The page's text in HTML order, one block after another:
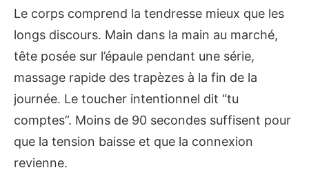
Le corps comprend la tendresse mieux que les
longs discours. Main dans la main au marché,
tête posée sur l’épaule pendant une série,
massage rapide des trapèzes à la fin de la
journée. Le toucher intentionnel dit “tu
comptes”. Moins de 90 secondes suffisent pour
que la tension baisse et que la connexion
revienne.